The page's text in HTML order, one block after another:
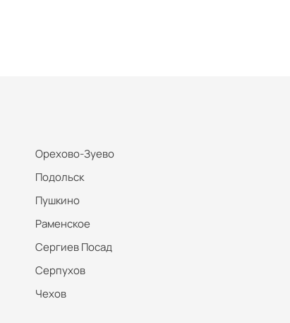
Орехово-Зуево
Подольск
Пушкино
Раменское
Сергиев Посад
Серпухов
Чехов